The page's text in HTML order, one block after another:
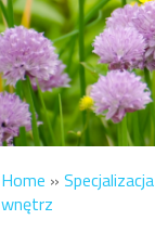
Home » Specjalizacja
wnętrz